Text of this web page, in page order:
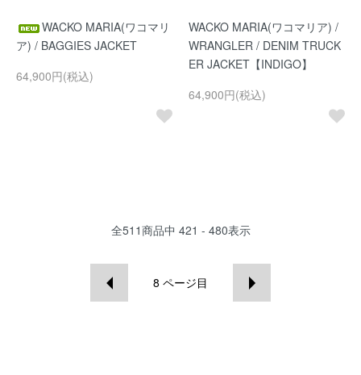
WACKO MARIA(ワコマリ
ア) / BAGGIES JACKET
64,900円(税込)
WACKO MARIA(ワコマリア) /
WRANGLER / DENIM TRUCK
ER JACKET【INDIGO】
64,900円(税込)
全511商品中 421 - 480表示
8 ページ目